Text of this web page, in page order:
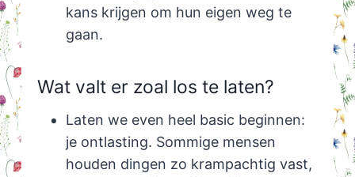
kans krijgen om hun eigen weg te
gaan.
Wat valt er zoal los te laten?
Laten we even heel basic beginnen:
je ontlasting. Sommige mensen
houden dingen zo krampachtig vast,